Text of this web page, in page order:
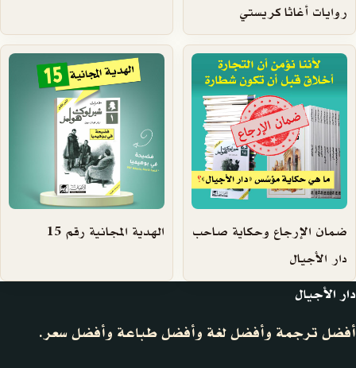
روايات أغاثا كريستي
ضمان الإرجاع وحكاية صاحب
دار الأجيال
الهدية المجانية رقم 15
دار الأجيال
أفضل ترجمة وأفضل لغة وأفضل طباعة وأفضل سعر.